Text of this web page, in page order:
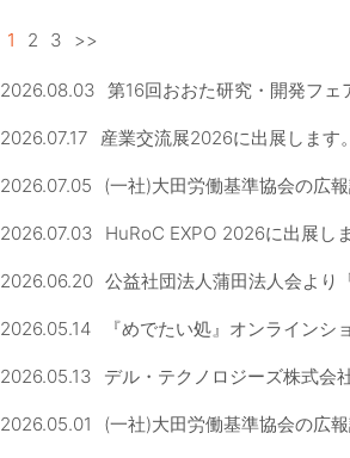
1 2 3 >>
2026.08.03 第16回おおた研究・開発フェ
2026.07.17 産業交流展2026に出展します。
2026.07.05 (一社)大田労働基準協会の広
2026.07.03 HuRoC EXPO 2026に出展しま
2026.06.20 公益社団法人蒲田法人会より
2026.05.14 『めでたい処』オンラインシ
2026.05.13 デル・テクノロジーズ株式会
2026.05.01 (一社)大田労働基準協会の広